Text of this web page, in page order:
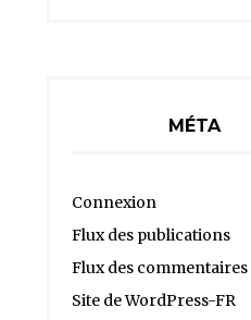
MÉTA
Connexion
Flux des publications
Flux des commentaires
Site de WordPress-FR